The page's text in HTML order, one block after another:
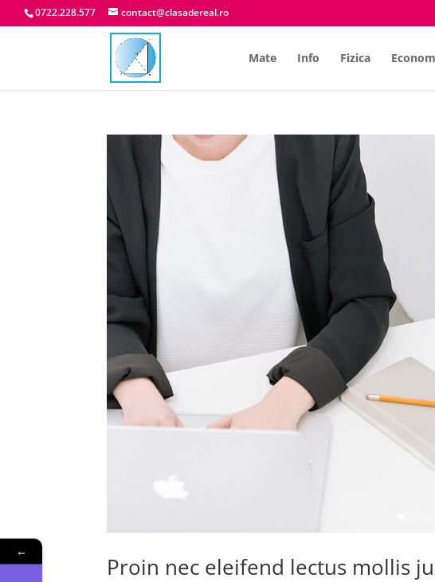
0722.228.577 contact@clasadereal.ro
Mate Info Fizica
Proin nec eleifend lectus mollis
←